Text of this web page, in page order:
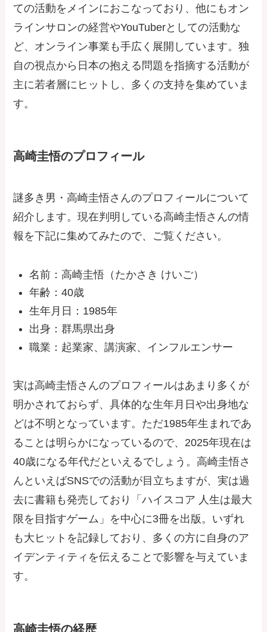
ての活動をメインにおこなっており、他にもオン
ラインサロンの経営やYouTuberとしての活動な
ど、オンライン事業も手広く展開しています。独
自の視点から日本の抱える問題を指摘する活動が
主に若者層にヒットし、多くの支持を集めていま
す。
高崎圭悟のプロフィール
謎多き男・高崎圭悟さんのプロフィールについて
紹介します。現在判明している高崎圭悟さんの情
報を下記に集めてみたので、ご覧ください。
名前：高崎圭悟（たかさき けいご）
年齢：40歳
生年月日：1985年
出身：群馬県出身
職業：起業家、講演家、インフルエンサー
実は高崎圭悟さんのプロフィールはあまり多くが
明かされておらず、具体的な生年月日や出身地な
どは不明となっています。ただ1985年生まれであ
ることは明らかになっているので、2025年現在は
40歳になる年代だといえるでしょう。高崎圭悟さ
んといえばSNSでの活動が目立ちますが、実は過
去に書籍も発売しており「ハイスコア 人生は最大
限を目指すゲーム」を中心に3冊を出版。いずれ
も大ヒットを記録しており、多くの方に自身のア
イデンティティを伝えることで影響を与えていま
す。
高崎圭悟の経歴